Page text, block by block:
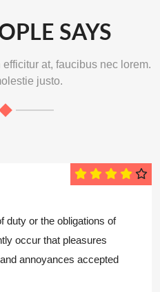
SAYS
at, faucibus nec lorem.
justo.
duty or the obligations of
occur that pleasures
annoyances accepted